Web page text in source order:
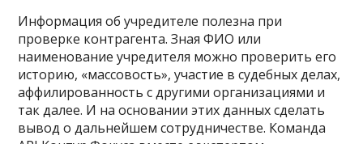
Информация об учредителе полезна при
проверке контрагента. Зная ФИО или
наименование учредителя можно проверить его
историю, «массовость», участие в судебных делах,
аффилированность с другими организациями и
так далее. И на основании этих данных сделать
вывод о дальнейшем сотрудничестве. Команда